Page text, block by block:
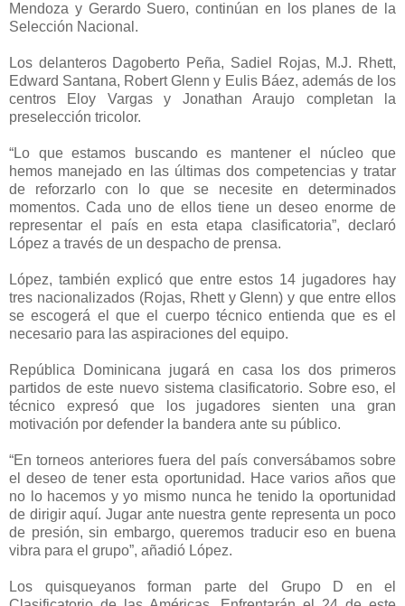
Mendoza y Gerardo Suero, continúan en los planes de la
Selección Nacional.
Los delanteros Dagoberto Peña, Sadiel Rojas, M.J. Rhett,
Edward Santana, Robert Glenn y Eulis Báez, además de los
centros Eloy Vargas y Jonathan Araujo completan la
preselección tricolor.
“Lo que estamos buscando es mantener el núcleo que
hemos manejado en las últimas dos competencias y tratar
de reforzarlo con lo que se necesite en determinados
momentos. Cada uno de ellos tiene un deseo enorme de
representar el país en esta etapa clasificatoria”, declaró
López a través de un despacho de prensa.
López, también explicó que entre estos 14 jugadores hay
tres nacionalizados (Rojas, Rhett y Glenn) y que entre ellos
se escogerá el que el cuerpo técnico entienda que es el
necesario para las aspiraciones del equipo.
República Dominicana jugará en casa los dos primeros
partidos de este nuevo sistema clasificatorio. Sobre eso, el
técnico expresó que los jugadores sienten una gran
motivación por defender la bandera ante su público.
“En torneos anteriores fuera del país conversábamos sobre
el deseo de tener esta oportunidad. Hace varios años que
no lo hacemos y yo mismo nunca he tenido la oportunidad
de dirigir aquí. Jugar ante nuestra gente representa un poco
de presión, sin embargo, queremos traducir eso en buena
vibra para el grupo”, añadió López.
Los quisqueyanos forman parte del Grupo D en el